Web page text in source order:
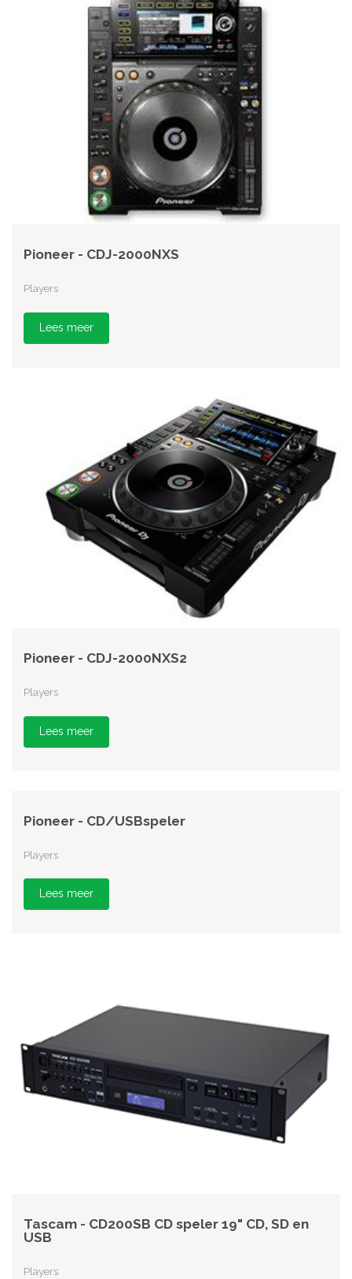
Pioneer - CDJ-2000NXS
Players
Lees meer
Pioneer - CDJ-2000NXS2
Players
Lees meer
Pioneer - CD/USBspeler
Players
Lees meer
Tascam - CD200SB CD speler 19" CD, SD en
USB
Players